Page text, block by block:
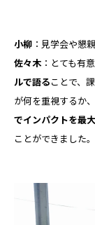
小柳 ：見学会や懇
佐々木 ：とても有
ルで語ることで、
が何を重視するか
でインパクトを最
ことができました。